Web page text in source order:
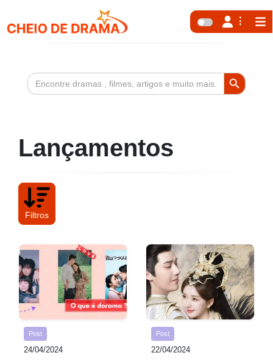
Search
for:
Search Button
Lançamentos
Filtros
Post
24/04/2024
Post
22/04/2024